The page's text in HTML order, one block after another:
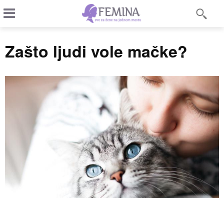
Zašto ljudi vole mačke?